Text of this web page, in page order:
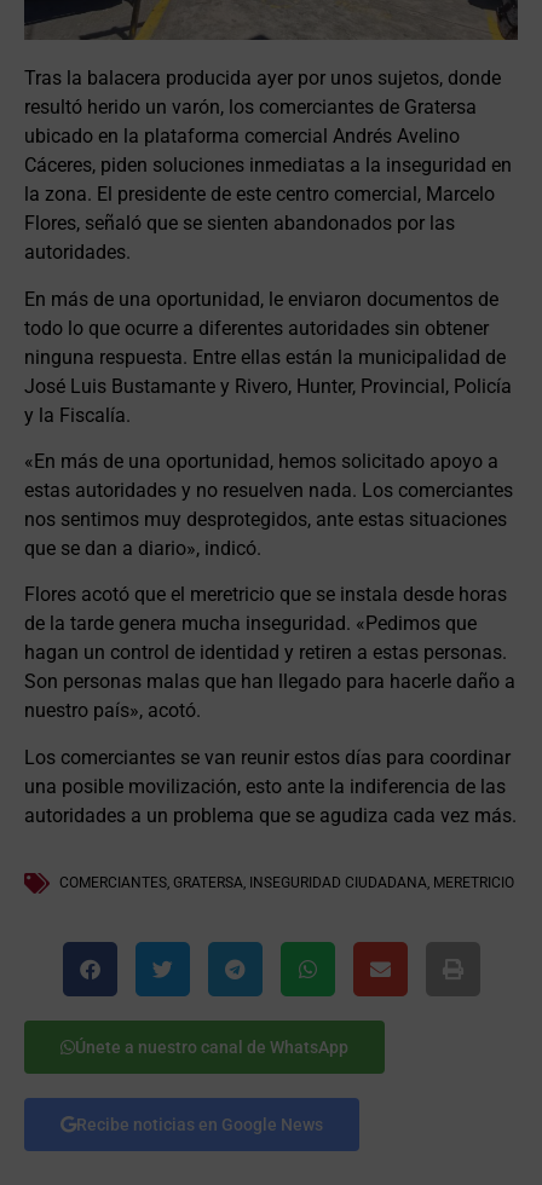
Tras la balacera producida ayer por unos sujetos, donde
resultó herido un varón, los comerciantes de Gratersa
ubicado en la plataforma comercial Andrés Avelino
Cáceres, piden soluciones inmediatas a la inseguridad en
la zona. El presidente de este centro comercial, Marcelo
Flores, señaló que se sienten abandonados por las
autoridades.
En más de una oportunidad, le enviaron documentos de
todo lo que ocurre a diferentes autoridades sin obtener
ninguna respuesta. Entre ellas están la municipalidad de
José Luis Bustamante y Rivero, Hunter, Provincial, Policía
y la Fiscalía.
«En más de una oportunidad, hemos solicitado apoyo a
estas autoridades y no resuelven nada. Los comerciantes
nos sentimos muy desprotegidos, ante estas situaciones
que se dan a diario», indicó.
Flores acotó que el meretricio que se instala desde horas
de la tarde genera mucha inseguridad. «Pedimos que
hagan un control de identidad y retiren a estas personas.
Son personas malas que han llegado para hacerle daño a
nuestro país», acotó.
Los comerciantes se van reunir estos días para coordinar
una posible movilización, esto ante la indiferencia de las
autoridades a un problema que se agudiza cada vez más.
COMERCIANTES, GRATERSA, INSEGURIDAD CIUDADANA, MERETRICIO
Únete a nuestro canal de WhatsApp
Recibe noticias en Google News